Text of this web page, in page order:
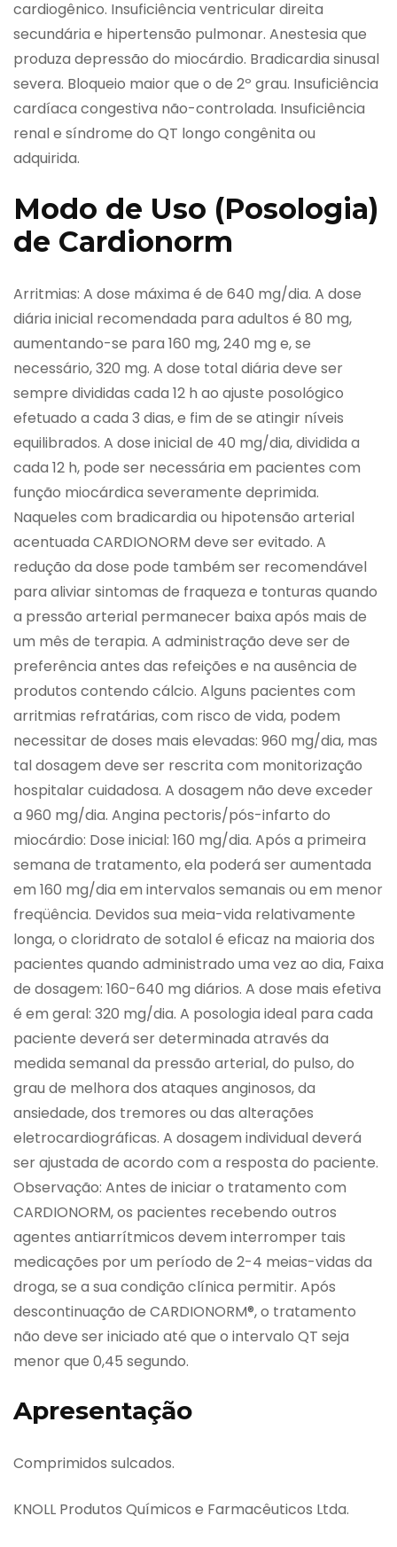
cardiogênico. Insuficiência ventricular direita
secundária e hipertensão pulmonar. Anestesia que
produza depressão do miocárdio. Bradicardia sinusal
severa. Bloqueio maior que o de 2º grau. Insuficiência
cardíaca congestiva não-controlada. Insuficiência
renal e síndrome do QT longo congênita ou
adquirida.
Modo de Uso (Posologia)
de Cardionorm
Arritmias: A dose máxima é de 640 mg/dia. A dose
diária inicial recomendada para adultos é 80 mg,
aumentando-se para 160 mg, 240 mg e, se
necessário, 320 mg. A dose total diária deve ser
sempre divididas cada 12 h ao ajuste posológico
efetuado a cada 3 dias, e fim de se atingir níveis
equilibrados. A dose inicial de 40 mg/dia, dividida a
cada 12 h, pode ser necessária em pacientes com
função miocárdica severamente deprimida.
Naqueles com bradicardia ou hipotensão arterial
acentuada CARDIONORM deve ser evitado. A
redução da dose pode também ser recomendável
para aliviar sintomas de fraqueza e tonturas quando
a pressão arterial permanecer baixa após mais de
um mês de terapia. A administração deve ser de
preferência antes das refeições e na ausência de
produtos contendo cálcio. Alguns pacientes com
arritmias refratárias, com risco de vida, podem
necessitar de doses mais elevadas: 960 mg/dia, mas
tal dosagem deve ser rescrita com monitorização
hospitalar cuidadosa. A dosagem não deve exceder
a 960 mg/dia. Angina pectoris/pós-infarto do
miocárdio: Dose inicial: 160 mg/dia. Após a primeira
semana de tratamento, ela poderá ser aumentada
em 160 mg/dia em intervalos semanais ou em menor
freqüência. Devidos sua meia-vida relativamente
longa, o cloridrato de sotalol é eficaz na maioria dos
pacientes quando administrado uma vez ao dia, Faixa
de dosagem: 160-640 mg diários. A dose mais efetiva
é em geral: 320 mg/dia. A posologia ideal para cada
paciente deverá ser determinada através da
medida semanal da pressão arterial, do pulso, do
grau de melhora dos ataques anginosos, da
ansiedade, dos tremores ou das alterações
eletrocardiográficas. A dosagem individual deverá
ser ajustada de acordo com a resposta do paciente.
Observação: Antes de iniciar o tratamento com
CARDIONORM, os pacientes recebendo outros
agentes antiarrítmicos devem interromper tais
medicações por um período de 2-4 meias-vidas da
droga, se a sua condição clínica permitir. Após
descontinuação de CARDIONORM®, o tratamento
não deve ser iniciado até que o intervalo QT seja
menor que 0,45 segundo.
Apresentação
Comprimidos sulcados.
KNOLL Produtos Químicos e Farmacêuticos Ltda.